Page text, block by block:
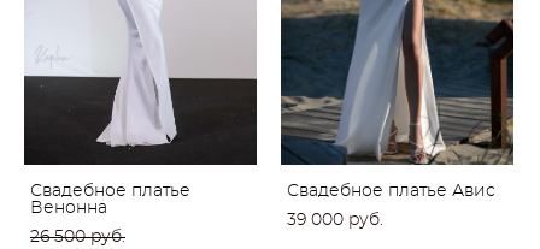
Свадебное платье
Венонна
26 500 pуб.
Свадебное платье Авис
39 000 pуб.